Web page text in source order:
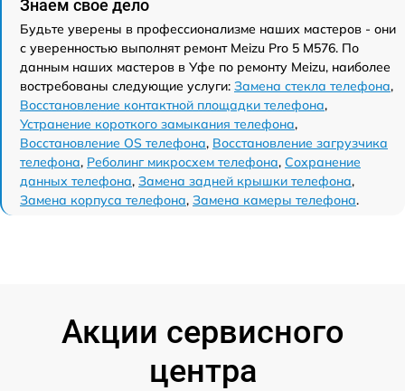
Знаем свое дело
Будьте уверены в профессионализме наших мастеров - они
с уверенностью выполнят ремонт Meizu Pro 5 M576. По
данным наших мастеров в Уфе по ремонту Meizu, наиболее
востребованы следующие услуги: Замена стекла телефона,
Восстановление контактной площадки телефона,
Устранение короткого замыкания телефона,
Восстановление OS телефона, Восстановление загрузчика
телефона, Реболинг микросхем телефона, Сохранение
данных телефона, Замена задней крышки телефона,
Замена корпуса телефона, Замена камеры телефона.
Акции сервисного
центра